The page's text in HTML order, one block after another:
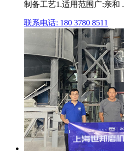
制备工艺1.适用范围广:亲和 .
联系电话: 180 3780 8511